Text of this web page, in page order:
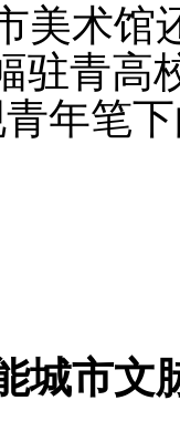
术馆
驻青高
年笔
市文